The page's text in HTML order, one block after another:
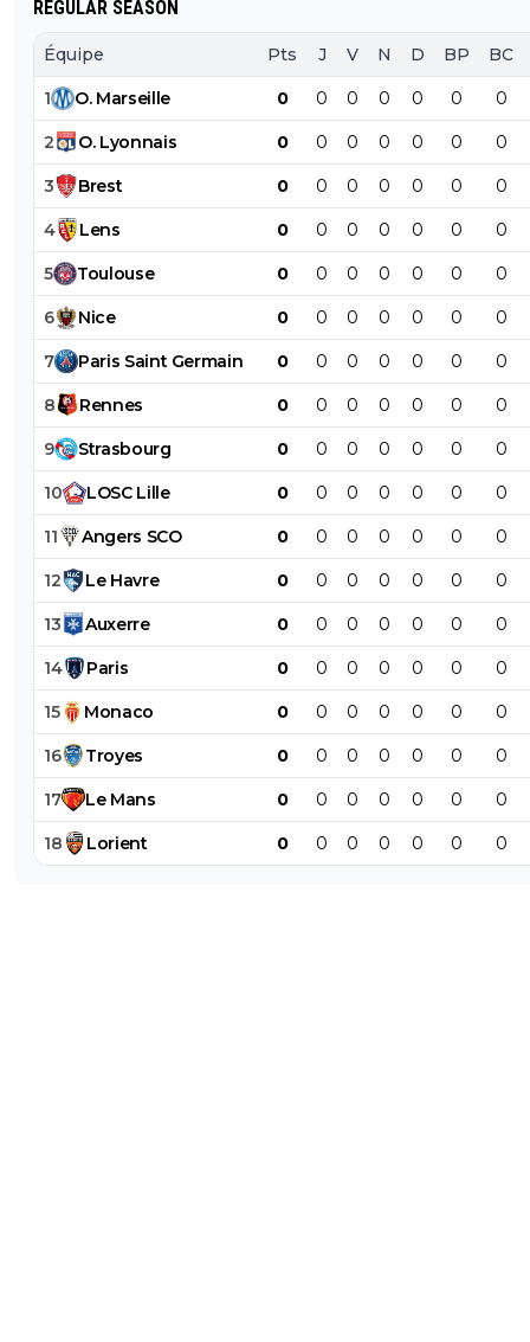
REGULAR SEASON
Équipe Pts J V N D BP BC
1 O. Marseille 0 0 0 0 0 0 0
2 O. Lyonnais 0 0 0 0 0 0 0
3 Brest 0 0 0 0 0 0 0
4 Lens 0 0 0 0 0 0 0
5 Toulouse 0 0 0 0 0 0 0
6 Nice 0 0 0 0 0 0 0
7 Paris Saint Germain 0 0 0 0 0 0 0
8 Rennes 0 0 0 0 0 0 0
9 Strasbourg 0 0 0 0 0 0 0
10 LOSC Lille 0 0 0 0 0 0 0
11 Angers SCO 0 0 0 0 0 0 0
12 Le Havre 0 0 0 0 0 0 0
13 Auxerre 0 0 0 0 0 0 0
14 Paris 0 0 0 0 0 0 0
15 Monaco 0 0 0 0 0 0 0
16 Troyes 0 0 0 0 0 0 0
17 Le Mans 0 0 0 0 0 0 0
18 Lorient 0 0 0 0 0 0 0